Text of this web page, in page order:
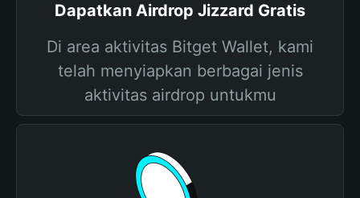
Dapatkan Airdrop Jizzard Gratis
Di area aktivitas Bitget Wallet, kami
telah menyiapkan berbagai jenis
aktivitas airdrop untukmu